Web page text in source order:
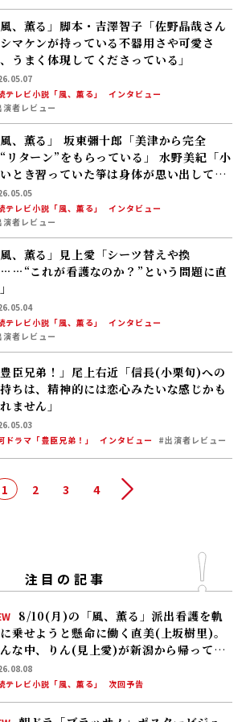
風、薫る」脚本・吉澤智子「佐野晶哉さん
マケンが持っている不器用さや可愛さ
うまく体現してくださっている」
テレビ小説「風、薫る」
インタビュー
演者レビュー
風、薫る」 坂東彌十郎「美津から完全
リターン”をもらっている」 水野美紀「小
とき習っていた箏は身体が思い出してき
」
テレビ小説「風、薫る」
インタビュー
演者レビュー
風、薫る」見上愛「シーツ替えや換
これが看護なのか？”という問題に直
テレビ小説「風、薫る」
インタビュー
演者レビュー
豊臣兄弟！」尾上右近「信長(小栗旬)への
ちは、精神的には恋心みたいな感じかも
ません」
ドラマ「豊臣兄弟！」
インタビュー #出演者レビュー
1 2 3 4 次へ
注目の記事
8/10(月)の「風、薫る」派出看護を軌
乗せようと懸命に働く直美(上坂樹里)。
な中、りん(見上愛)が新潟から帰ってく
テレビ小説「風、薫る」
次回予告